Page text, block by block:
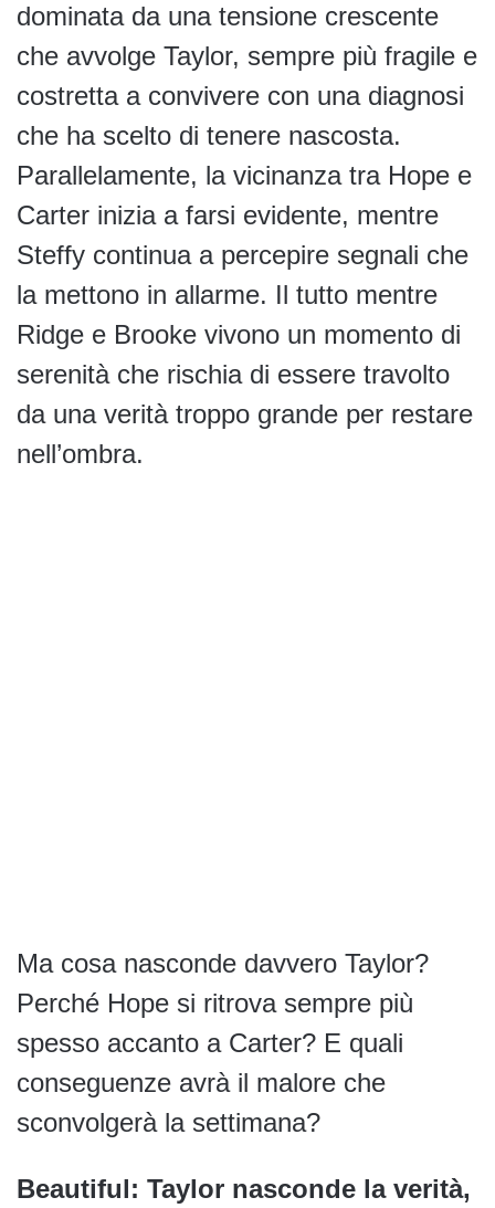
dominata da una tensione crescente
che avvolge Taylor, sempre più fragile e
costretta a convivere con una diagnosi
che ha scelto di tenere nascosta.
Parallelamente, la vicinanza tra Hope e
Carter inizia a farsi evidente, mentre
Steffy continua a percepire segnali che
la mettono in allarme. Il tutto mentre
Ridge e Brooke vivono un momento di
serenità che rischia di essere travolto
da una verità troppo grande per restare
nell’ombra.
Ma cosa nasconde davvero Taylor?
Perché Hope si ritrova sempre più
spesso accanto a Carter? E quali
conseguenze avrà il malore che
sconvolgerà la settimana?
Beautiful: Taylor nasconde la verità,